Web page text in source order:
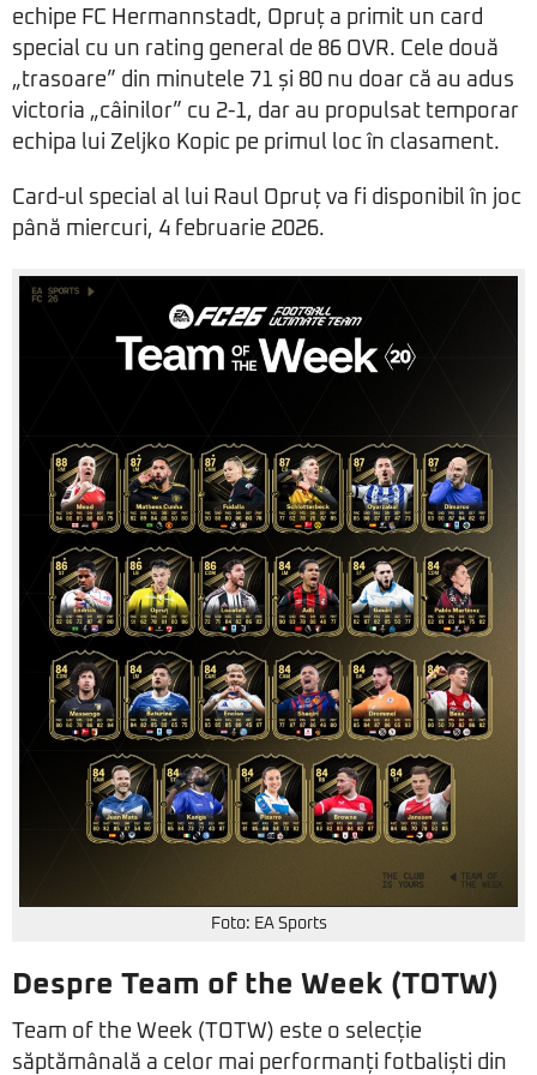
echipe FC Hermannstadt, Opruț a primit un card
special cu un rating general de 86 OVR. Cele două
„trasoare” din minutele 71 și 80 nu doar că au adus
victoria „câinilor” cu 2-1, dar au propulsat temporar
echipa lui Zeljko Kopic pe primul loc în clasament.
Card-ul special al lui Raul Opruț va fi disponibil în joc
până miercuri, 4 februarie 2026.
Foto: EA Sports
Despre Team of the Week (TOTW)
Team of the Week (TOTW) este o selecție
săptămânală a celor mai performanți fotbaliști din